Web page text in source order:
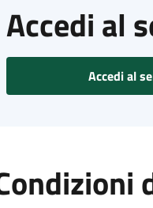
Accedi al
Accedi al